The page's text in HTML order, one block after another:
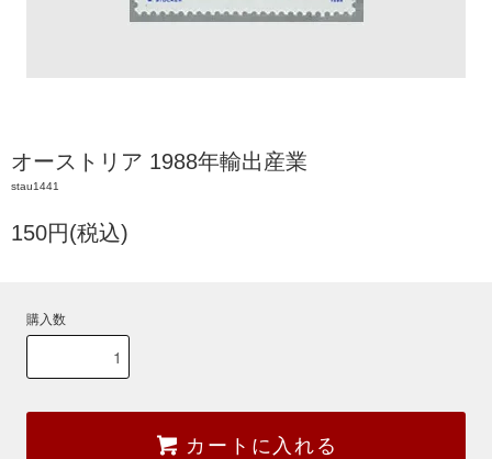
オーストリア 1988年輸出産業
stau1441
150円(税込)
購入数
カートに入れる